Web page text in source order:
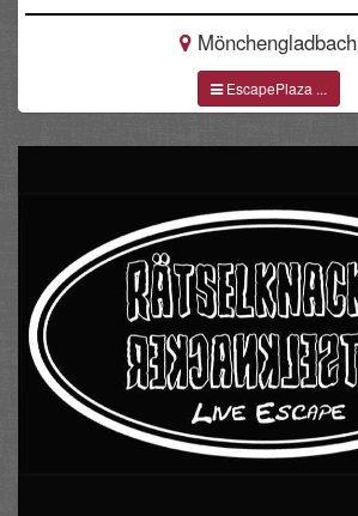
Mönchengladbach
EscapePlaza ...